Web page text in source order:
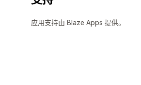
应用支持由 Blaze Apps 提供。